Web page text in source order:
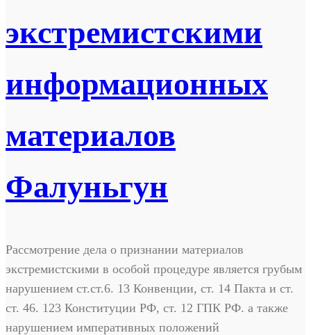
экстремистскими
информационных
материалов
Фалуньгун
Рассмотрение дела о признании материалов
экстремистскими в особой процедуре является грубым
нарушением ст.ст.6. 13 Конвенции, ст. 14 Пакта и ст.
ст. 46. 123 Конституции РФ, ст. 12 ГПК РФ. а также
нарушением императивных положений